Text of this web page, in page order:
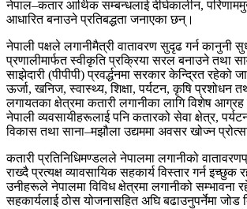
नेपाल–कतार आर्थिक सम्बन्धलाई दीर्घकालीन,
आधारित बनाउने प्रतिबद्धता जनाएका छन्।
नेपाली पक्षले लगानीमैत्री वातावरण सुदृढ गर्न कानुनी
प्रणालीमार्फत स्वीकृति प्रक्रिया सरल बनाउने तथा
साझेदारी (पीपीपी) प्रवर्द्धनमा सरकार केन्द्रित रहेको
ऊर्जा, खनिज, स्वास्थ्य, शिक्षा, पर्यटन, कृषि प्रशोधन
लगायतका क्षेत्रमा कतारी लगानीका लागि विशेष
नेपाली व्यवसायीहरूलाई पनि कतारको सेवा क्षेत्र,
विकास तथा साना–मझौला उद्यममा अवसर खोज्न
कतारी प्रतिनिधिमण्डलले नेपालमा लगानीको
राख्दै प्रत्यक्ष व्यावसायिक सहकार्य विस्तार गर्न
उनीहरूले नेपालमा विविध क्षेत्रमा लगानीको सम्भावना
सहकार्यलाई ठोस योजनासहित अघि बढाउनुपर्नेमा जोड